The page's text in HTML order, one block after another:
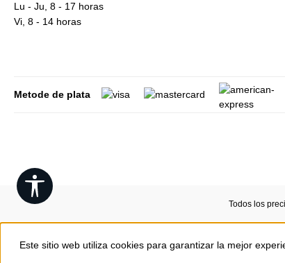
Lu - Ju, 8 - 17 horas
Vi, 8 - 14 horas
Metode de plata
Todos los
Show toolbar
Este sitio web utiliza cookies para garantizar la mejor